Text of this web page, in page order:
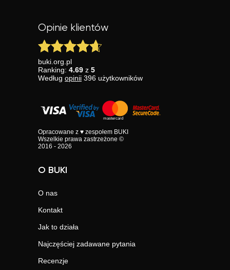
Opinie klientów
buki.org.pl
Ranking: 4.69 z 5
Według opinii 396 użytkowników
Opracowane z ♥ zespołem BUKI
Wszelkie prawa zastrzeżone ©
2016 - 2026
O BUKI
O nas
Kontakt
Jak to działa
Najczęściej zadawane pytania
Recenzje